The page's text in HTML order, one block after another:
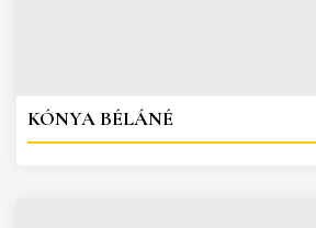
KÓNYA BÉLÁNÉ